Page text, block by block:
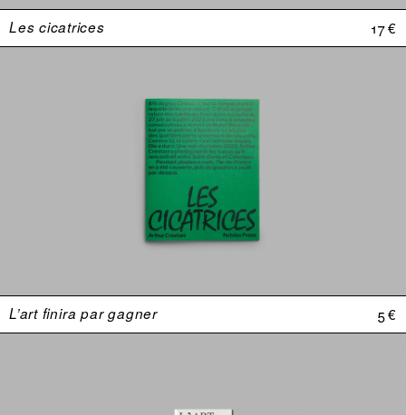
Les cicatrices 17 €
L’art finira par gagner 5 €